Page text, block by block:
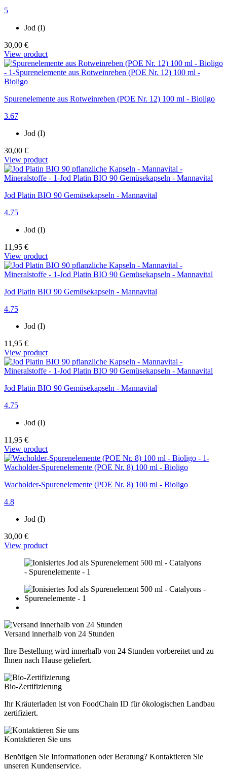
5
Jod (I)
30,00 €
View product
Spurenelemente aus Rotweinreben (POE Nr. 12) 100 ml - Bioligo
3.67
Jod (I)
30,00 €
View product
Jod Platin BIO 90 Gemüsekapseln - Mannavital
4.75
Jod (I)
11,95 €
View product
Jod Platin BIO 90 Gemüsekapseln - Mannavital
4.75
Jod (I)
11,95 €
View product
Jod Platin BIO 90 Gemüsekapseln - Mannavital
4.75
Jod (I)
11,95 €
View product
Wacholder-Spurenelemente (POE Nr. 8) 100 ml - Bioligo
4.8
Jod (I)
30,00 €
View product
Versand innerhalb von 24 Stunden
Ihre Bestellung wird innerhalb von 24 Stunden vorbereitet und zu
Ihnen nach Hause geliefert.
Bio-Zertifizierung
Ihr Kräuterladen ist von FoodChain ID für ökologischen Landbau
zertifiziert.
Kontaktieren Sie uns
Benötigen Sie Informationen oder Beratung? Kontaktieren Sie
unseren Kundenservice.